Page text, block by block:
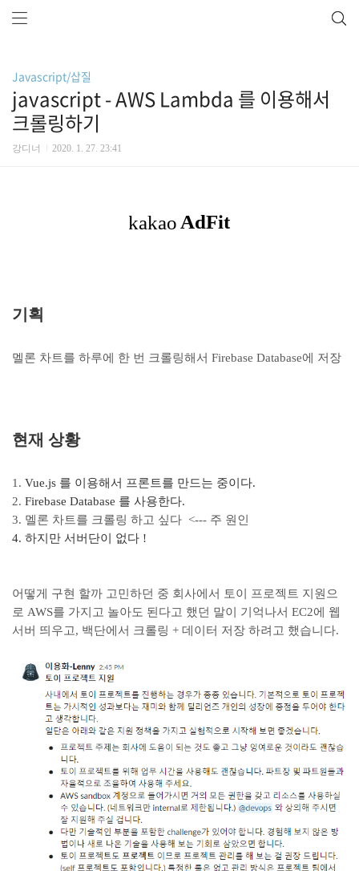
Javascript/삽질
javascript - AWS Lambda 를 이용해서
크롤링하기
강디너 2020. 1. 27. 23:41
기획
멜론 차트를 하루에 한 번 크롤링해서 Firebase Database에 저장
현재 상황
1. Vue.js 를 이용해서 프론트를 만드는 중이다.
2. Firebase Database 를 사용한다.
3. 멜론 차트를 크롤링 하고 싶다 <--- 주 원인
4. 하지만 서버단이 없다 !
어떻게 구현 할까 고민하던 중 회사에서 토이 프로젝트 지원으
로 AWS를 가지고 놀아도 된다고 했던 말이 기억나서 EC2에 웹
서버 띄우고, 백단에서 크롤링 + 데이터 저장 하려고 했습니다.